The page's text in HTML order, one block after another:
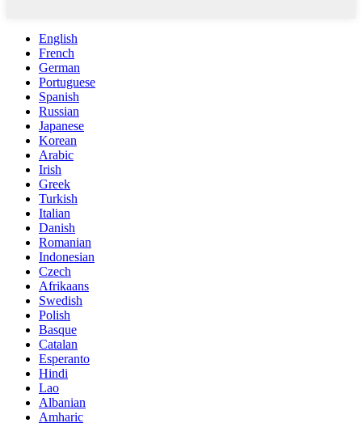
English
French
German
Portuguese
Spanish
Russian
Japanese
Korean
Arabic
Irish
Greek
Turkish
Italian
Danish
Romanian
Indonesian
Czech
Afrikaans
Swedish
Polish
Basque
Catalan
Esperanto
Hindi
Lao
Albanian
Amharic